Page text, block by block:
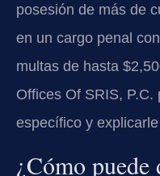
posesión de más de
en un cargo penal
multas de hasta
Offices Of SRIS,
específico y
¿Cómo puede